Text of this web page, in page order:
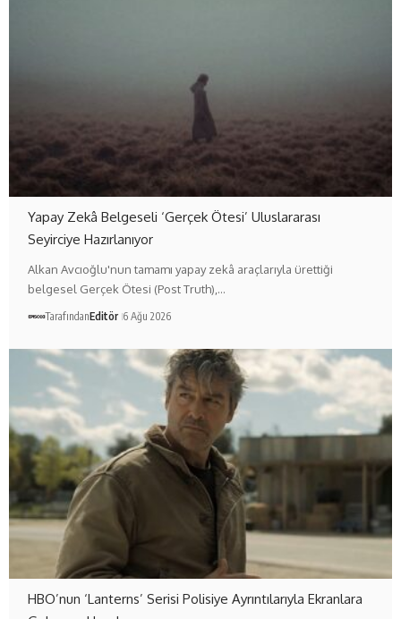
Yapay Zekâ Belgeseli ‘Gerçek Ötesi’ Uluslararası
Seyirciye Hazırlanıyor
Alkan Avcıoğlu'nun tamamı yapay zekâ araçlarıyla ürettiği
belgesel Gerçek Ötesi (Post Truth),…
TarafındanEditör 6 Ağu 2026
HBO’nun ‘Lanterns’ Serisi Polisiye Ayrıntılarıyla Ekranlara